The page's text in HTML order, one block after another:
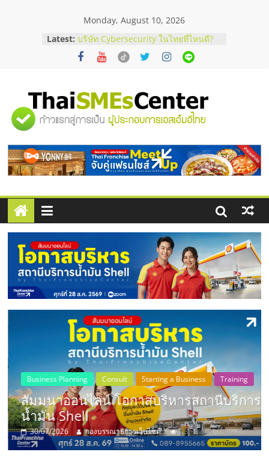
Monday, August 10, 2026
Latest:
ร้านเครื่องเสียงคุณภาพสูง พร้อม
โซลูชันระบบภาพและเสียง
บริษัท Cybersecurity ในไทยที่ไหนดี?
อยากหาเงินทุน เพิ่มสภาพคล่องให้ธุรกิจ
เริ่มยังไงให้ผ่านฉลุย
สัมมนาออนไลน์ โอกาสบริหารสถานี
บริการน้ำมัน Shell
ThaiFranchise Meet Up จับคู่แฟรน
ไชส์ ครั้งที่ 8
"ศูนย์
รวม
ข้อมูล
ธุรกิจ
SME
แห่ง
ประเทศไทย,
ThaiSMEsCenter,
รวม
ธุรกิจ
เอ
Business Planning Consult Starting a Business Training
สัมมนาออนไลน์ โอกาสบริหารสถานีบริการ
น้ำมัน Shell
30/07/2026 กองบรรณาธิการเว็บไซต์ 236 views